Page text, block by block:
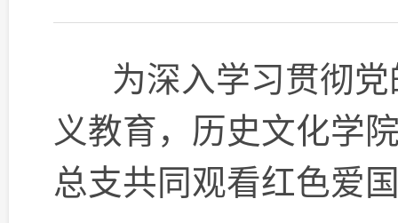
为深入学习贯彻党
义教育，历史文化学
总支共同观看红色爱